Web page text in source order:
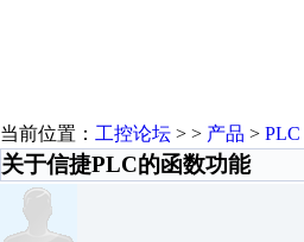
当前位置： 工控论坛 > > 产品 > PLC
关于信捷PLC的函数功能